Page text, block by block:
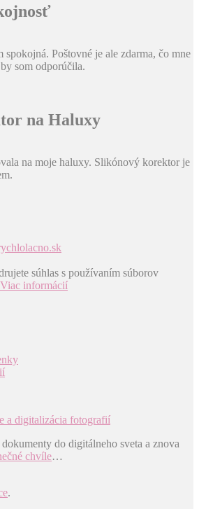
spokojná. Poštovné je ale zdarma, čo mne
som odporúčila.
na Haluxy
na moje haluxy. Slikónový korektor je
súhlas s používaním súborov
Viac informácií
a digitalizácia fotografií
do digitálneho sveta a znova
chvíle…
.